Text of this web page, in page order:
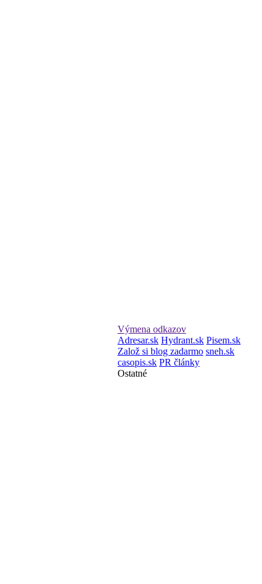
Výmena odkazov
Adresar.sk Hydrant.sk Pisem.sk
Založ si blog zadarmo sneh.sk
casopis.sk PR články
Ostatné